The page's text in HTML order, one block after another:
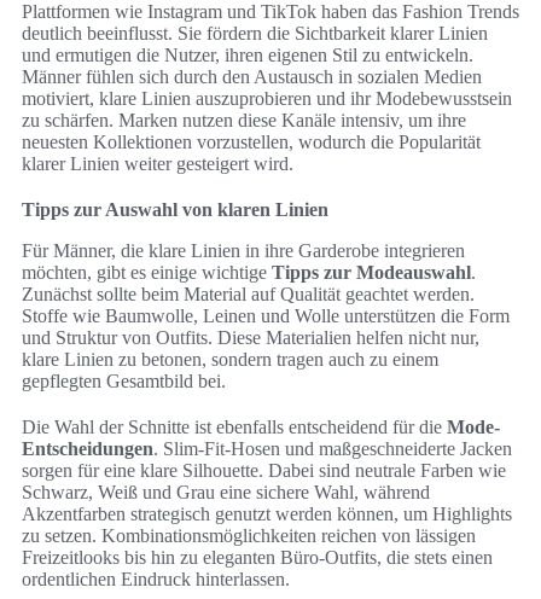
Plattformen wie Instagram und TikTok haben das Fashion Trends
deutlich beeinflusst. Sie fördern die Sichtbarkeit klarer Linien
und ermutigen die Nutzer, ihren eigenen Stil zu entwickeln.
Männer fühlen sich durch den Austausch in sozialen Medien
motiviert, klare Linien auszuprobieren und ihr Modebewusstsein
zu schärfen. Marken nutzen diese Kanäle intensiv, um ihre
neuesten Kollektionen vorzustellen, wodurch die Popularität
klarer Linien weiter gesteigert wird.
Tipps zur Auswahl von klaren Linien
Für Männer, die klare Linien in ihre Garderobe integrieren
möchten, gibt es einige wichtige Tipps zur Modeauswahl.
Zunächst sollte beim Material auf Qualität geachtet werden.
Stoffe wie Baumwolle, Leinen und Wolle unterstützen die Form
und Struktur von Outfits. Diese Materialien helfen nicht nur,
klare Linien zu betonen, sondern tragen auch zu einem
gepflegten Gesamtbild bei.
Die Wahl der Schnitte ist ebenfalls entscheidend für die Mode-
Entscheidungen. Slim-Fit-Hosen und maßgeschneiderte Jacken
sorgen für eine klare Silhouette. Dabei sind neutrale Farben wie
Schwarz, Weiß und Grau eine sichere Wahl, während
Akzentfarben strategisch genutzt werden können, um Highlights
zu setzen. Kombinationsmöglichkeiten reichen von lässigen
Freizeitlooks bis hin zu eleganten Büro-Outfits, die stets einen
ordentlichen Eindruck hinterlassen.